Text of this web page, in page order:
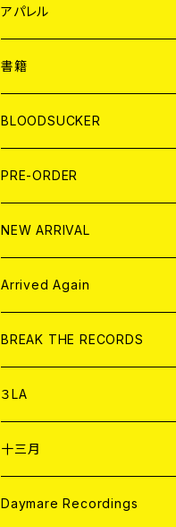
WORLD
JAPAN
７EP
LP
WORLD
7EP
LP
アパレル
JAPAN
T-shirt
HOOD
WORLD
T-shirt
HOOD
書籍
MAGAZINE
BOLLOCKS
EL ZINE
写真集 (PHOTOBOOK)
BLOODSUCKER
CD
アナログ
アパレル
書籍
DIGITAL CONTENTS
PRE-ORDER
NEW ARRIVAL
CD
アナログ
Arrived Again
CD
アナログ
BREAK THE RECORDS
CD
ANALOG
アパレル
３LA
CD
ANALOG
十三月
CD
Daymare Recordings